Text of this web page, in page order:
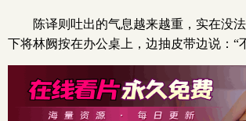
陈译则吐出的气息越来越重，实在没
下将林阙按在办公桌上，边抽皮带边说：“